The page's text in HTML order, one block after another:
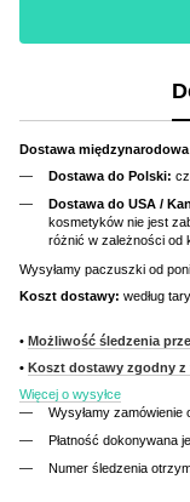
Dostawa
Dostawa do Polski:
Dostawa do USA /
kosmetyków nie jest
różnić w zależności od
Wysyłamy paczuszki od
Koszt dostawy: według
• Możliwość śledzenia
• Koszt dostawy zgodny z
Więcej o wysyłce
Wysyłamy zamówienie
Płatność dokonywana
Numer śledzenia